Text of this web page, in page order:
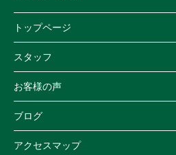
トップページ
スタッフ
お客様の声
ブログ
アクセスマップ